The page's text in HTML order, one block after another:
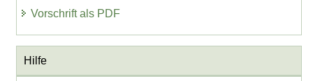
Vorschrift als PDF
Hilfe